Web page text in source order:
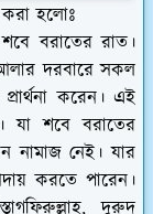
করা হলোঃ
বরাতের রাত।
দরবারে সকল
করেন। এই
যা শবে বরাতের
নামাজ নেই। যার
করতে পারেন।
দুরুদ